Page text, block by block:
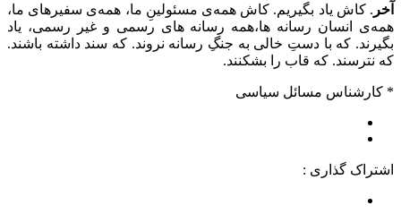
آخر . کاش یاد بگیریم. کاش همه‌ی مسئولینِ ما، همه‌ی سفیرهای ما،
همه‌ی انسان رسانه ها،همه رسانه های رسمی و غیر رسمی، یاد
بگیرند. که با دستِ خالی به جنگِ رسانه نروند. که سند داشته باشند.
که نترسند. که قاب را بشکنند.
* کارشناس مسائل سیاسی
اشتراک گذاری :